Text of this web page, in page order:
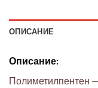
ОПИСАНИЕ
Описание:
Полиметилпентен